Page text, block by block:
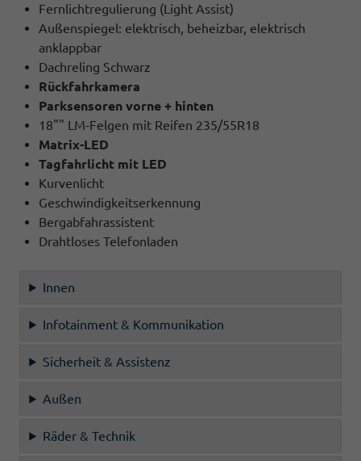
Fernlichtregulierung (Light Assist)
Außenspiegel: elektrisch, beheizbar, elektrisch
anklappbar
Dachreling Schwarz
Rückfahrkamera
Parksensoren vorne + hinten
18"" LM-Felgen mit Reifen 235/55R18
Matrix-LED
Tagfahrlicht mit LED
Kurvenlicht
Geschwindigkeitserkennung
Bergabfahrassistent
Drahtloses Telefonladen
Innen
Infotainment & Kommunikation
Sicherheit & Assistenz
Außen
Räder & Technik